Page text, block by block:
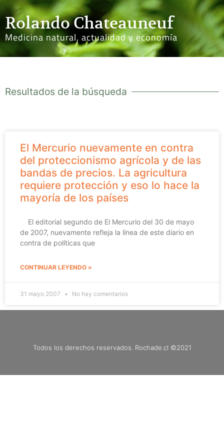
Rolando Chateauneuf
Medicina natural, actualidad y economía
Resultados de la búsqueda
El Mercurio nuevamente en contra
del proteccionismo agrícola y de las
bandas de precios. La agricultura
requiere protección y eso lo hace la
mayoría de los países
El editorial segundo de El Mercurio del 30 de mayo
de 2007, nuevamente refleja la línea de este diario en
contra de políticas que
CONTINUAR LEYENDO »
31 mayo 2007 No hay comentarios
Todos los derechos reservados. Rochade.cl ©2021